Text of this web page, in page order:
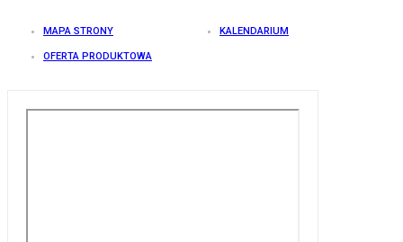
MAPA STRONY KALENDARIUM
OFERTA PRODUKTOWA